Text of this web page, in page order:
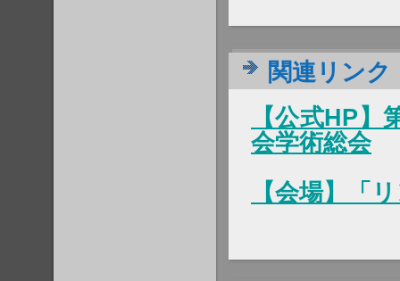
関連リンク
【公式HP
会学術総会
【会場】「